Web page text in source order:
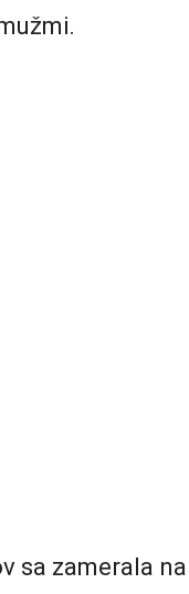
sa zamerala